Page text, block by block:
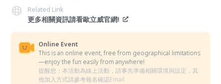
Related Link
更多相關資訊請看歐立威官網!
Online Event
This is an online event, free from geographical limitations
—enjoy the fun easily from anywhere!
提醒您：本活動為線上活動，請事先準備相關環境與設定，其
他加入方式請參考報名確認Email